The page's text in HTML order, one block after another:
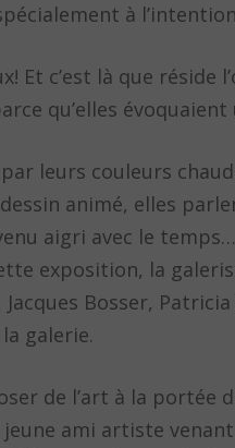
à
Et c’est là que réside
qu’elles
par leurs couleurs
animé, elles
aigri avec le temps…
exposition, la
Bosser,
galerie.
de l’art à la
ami artiste